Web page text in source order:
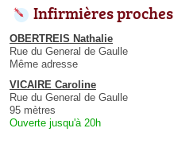
Infirmières proches
OBERTREIS Nathalie
Rue du General de Gaulle
Même adresse
VICAIRE Caroline
Rue du General de Gaulle
95 mètres
Ouverte jusqu'à 20h